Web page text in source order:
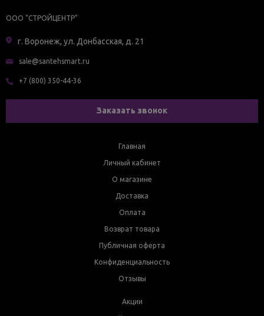
ООО "СТРОЙЦЕНТР"
г. Воронеж, ул. Донбасская, д. 21
sale@santehsmart.ru
+7 (800) 350-44-36
Заказать звонок
Главная
Личный кабинет
О магазине
Доставка
Оплата
Возврат товара
Публичная оферта
Конфиденциальность
Отзывы
Акции